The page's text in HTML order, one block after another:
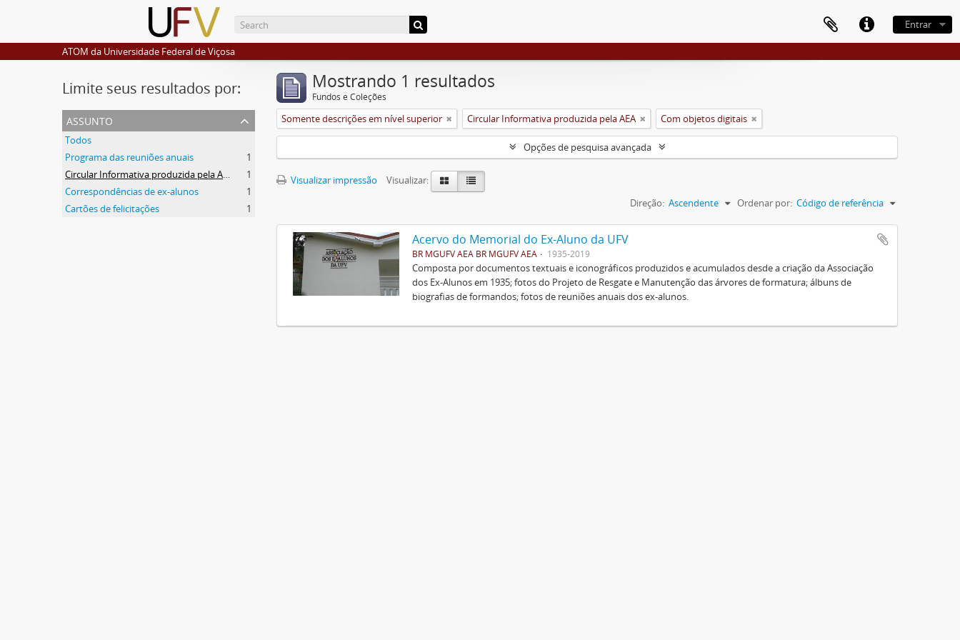
Entrar
ATOM da Universidade Federal de Viçosa
Limite seus resultados por:
assunto
Todos
Programa das reuniões anuais
1
Circular Informativa produzida pela AEA
1
Correspondências de ex-alunos
1
Cartões de felicitações
1
Mostrando 1 resultados
Fundos e Coleções
Somente descrições em nível superior Circular Informativa produzida pela AEA Com objetos digitais
Opções de pesquisa avançada
Visualizar impressão
Visualizar:
Ordenar por: Código de referência
Direção: Ascendente
Acervo do Memorial do Ex-Aluno da UFV
BR MGUFV AEA BR MGUFV AEA 1935-2019
Composta por documentos textuais e iconográficos produzidos e acumulados desde a criação da Associação
dos Ex-Alunos em 1935; fotos do Projeto de Resgate e Manutenção das árvores de formatura; álbuns de
biografias de formandos; fotos de reuniões anuais dos ex-alunos.